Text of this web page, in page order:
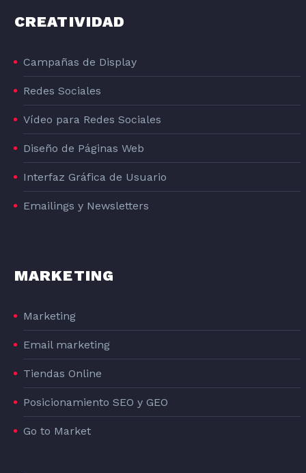
CREATIVIDAD
Campañas de Display
Redes Sociales
Vídeo para Redes Sociales
Diseño de Páginas Web
Interfaz Gráfica de Usuario
Emailings y Newsletters
MARKETING
Marketing
Email marketing
Tiendas Online
Posicionamiento SEO y GEO
Go to Market